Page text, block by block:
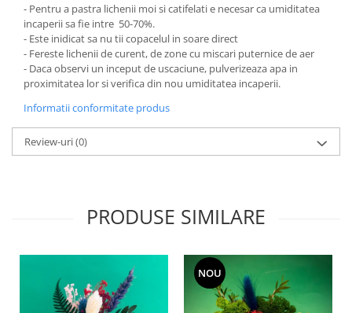
- Pentru a pastra lichenii moi si catifelati e necesar ca umiditatea
incaperii sa fie intre 50-70%.
- Este inidicat sa nu tii copacelul in soare direct
- Fereste lichenii de curent, de zone cu miscari puternice de aer
- Daca observi un inceput de uscaciune, pulverizeaza apa in
proximitatea lor si verifica din nou umiditatea incaperii.
Informatii conformitate produs
Review-uri(0)
PRODUSE SIMILARE
NOU